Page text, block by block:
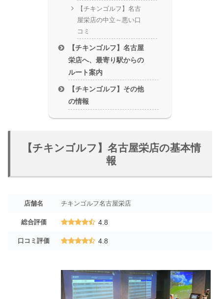
【チキンゴルフ】名古
屋栄店の中立～悪い口
コミ
【チキンゴルフ】名古屋
栄店へ、最寄り駅からの
ルート案内
【チキンゴルフ】その他
の情報
【チキンゴルフ】名古屋栄店の基本情
報
店舗名 チキンゴルフ名古屋栄店
総合評価 4.8
口コミ評価 4.8